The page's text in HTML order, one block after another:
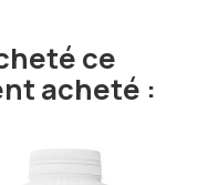
ce
acheté :